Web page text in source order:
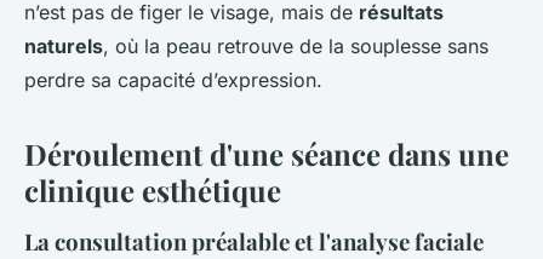
n’est pas de figer le visage, mais de résultats
naturels, où la peau retrouve de la souplesse sans
perdre sa capacité d’expression.
Déroulement d'une séance dans une
clinique esthétique
La consultation préalable et l'analyse faciale